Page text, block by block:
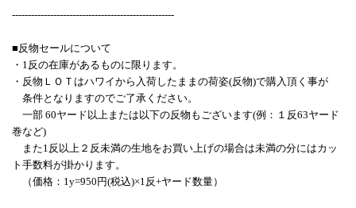
---------------------------------------------------
■反物セールについて
・1反の在庫があるものに限ります。
・反物ＬＯＴはハワイから入荷したままの荷姿(反物)で購入頂く事が
条件となりますのでご了承ください。
一部 60ヤード以上または以下の反物もございます(例：１反63ヤード
巻など)
また1反以上２反未満の生地をお買い上げの場合は未満の分にはカッ
ト手数料が掛かります。
（価格：1y=950円(税込)×1反+ヤード数量）